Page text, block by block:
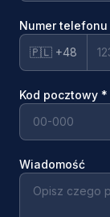
Numer telefonu
🇵🇱 +48
Kod pocztowy *
Wiadomość